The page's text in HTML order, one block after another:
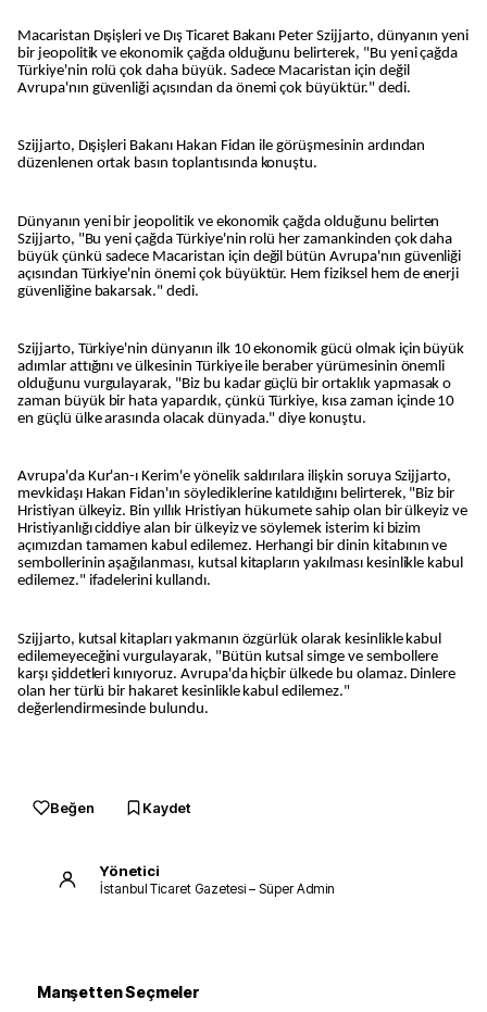
Macaristan Dışişleri ve Dış Ticaret Bakanı Peter Szijjarto, dünyanın yeni
bir jeopolitik ve ekonomik çağda olduğunu belirterek, "Bu yeni çağda
Türkiye'nin rolü çok daha büyük. Sadece Macaristan için değil
Avrupa'nın güvenliği açısından da önemi çok büyüktür." dedi.
Szijjarto, Dışişleri Bakanı Hakan Fidan ile görüşmesinin ardından
düzenlenen ortak basın toplantısında konuştu.
Dünyanın yeni bir jeopolitik ve ekonomik çağda olduğunu belirten
Szijjarto, "Bu yeni çağda Türkiye'nin rolü her zamankinden çok daha
büyük çünkü sadece Macaristan için değil bütün Avrupa'nın güvenliği
açısından Türkiye'nin önemi çok büyüktür. Hem fiziksel hem de enerji
güvenliğine bakarsak." dedi.
Szijjarto, Türkiye'nin dünyanın ilk 10 ekonomik gücü olmak için büyük
adımlar attığını ve ülkesinin Türkiye ile beraber yürümesinin önemli
olduğunu vurgulayarak, "Biz bu kadar güçlü bir ortaklık yapmasak o
zaman büyük bir hata yapardık, çünkü Türkiye, kısa zaman içinde 10
en güçlü ülke arasında olacak dünyada." diye konuştu.
Avrupa'da Kur'an-ı Kerim'e yönelik saldırılara ilişkin soruya Szijjarto,
mevkidaşı Hakan Fidan'ın söylediklerine katıldığını belirterek, "Biz bir
Hristiyan ülkeyiz. Bin yıllık Hristiyan hükumete sahip olan bir ülkeyiz ve
Hristiyanlığı ciddiye alan bir ülkeyiz ve söylemek isterim ki bizim
açımızdan tamamen kabul edilemez. Herhangi bir dinin kitabının ve
sembollerinin aşağılanması, kutsal kitapların yakılması kesinlikle kabul
edilemez." ifadelerini kullandı.
Szijjarto, kutsal kitapları yakmanın özgürlük olarak kesinlikle kabul
edilemeyeceğini vurgulayarak, "Bütün kutsal simge ve sembollere
karşı şiddetleri kınıyoruz. Avrupa'da hiçbir ülkede bu olamaz. Dinlere
olan her türlü bir hakaret kesinlikle kabul edilemez."
değerlendirmesinde bulundu.
Beğen Kaydet
Yönetici
İstanbul Ticaret Gazetesi – Süper Admin
Manşetten Seçmeler